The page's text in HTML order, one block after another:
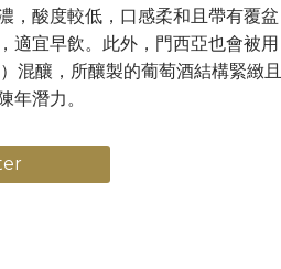
，酸度較低，口感柔和且帶有覆盆
適宜早飲。此外，門西亞也會被用
釀，所釀製的葡萄酒結構緊緻且
年潛力。